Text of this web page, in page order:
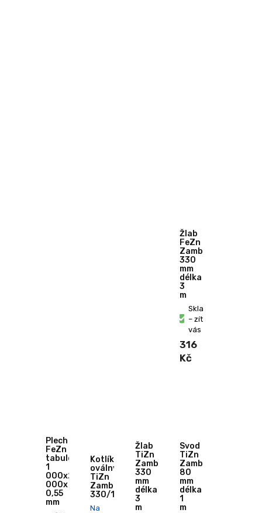
Žlab
FeZn
Zambelli
330
mm
délka
3
m
Skladem
– zítra u
vás
316
Kč
Plech
FeZn
tabule
1
000x2
000x
0,55
mm
Kotlík
oválný
TiZn
Zambelli
330/100
Na
Žlab
TiZn
Zambelli
330
mm
délka
3
m
Svod
TiZn
Zambelli
80
mm
délka
1
m